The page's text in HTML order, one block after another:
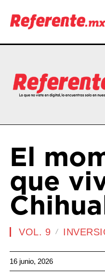
El
que
VOL. 9
16 junio, 2026